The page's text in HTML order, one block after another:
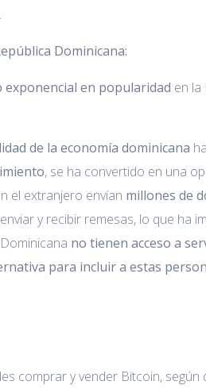
.
Dominicana:
exponencial en popularidad en la
de la economía dominicana
, se ha convertido en una
el extranjero envían millones de
y recibir remesas, lo que ha
no tienen acceso a
para incluir a estas
comprar y vender Bitcoin, según